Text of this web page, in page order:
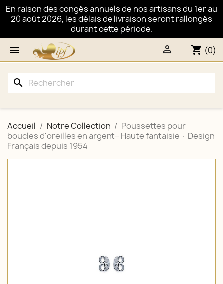
En raison des congés annuels de nos artisans du 1er au
20 août 2026, les délais de livraison seront rallongés
durant cette période.
 shopping_cart (0)

search
Accueil Notre Collection
Poussettes pour
boucles d'oreilles en argent– Haute fantaisie · Design
Français depuis 1954